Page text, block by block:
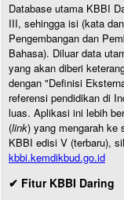
Database utama KBBI
III, sehingga isi (kata
Pengembangan dan
Bahasa). Diluar data
yang akan diberi
dengan "Definisi
referensi pendidikan di
luas. Aplikasi ini lebih
(link) yang mengarah ke
KBBI edisi V (terbaru),
kbbi.kemdikbud.go.id
✔ Fitur KBBI Daring